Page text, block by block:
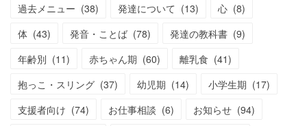
過去メニュー (38) 発達について (13) 心 (8)
体 (43) 発音・ことば (78) 発達の教科書 (9)
年齢別 (11) 赤ちゃん期 (60) 離乳食 (41)
抱っこ・スリング (37) 幼児期 (14) 小学生期 (17)
支援者向け (74) お仕事相談 (6) お知らせ (94)